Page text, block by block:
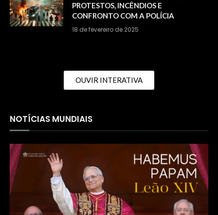
PROTESTOS, INCÊNDIOS E
CONFRONTO COM A POLÍCIA
18 de fevereiro de 2025
OUVIR INTERATIVA
NOTÍCIAS MUNDIAIS